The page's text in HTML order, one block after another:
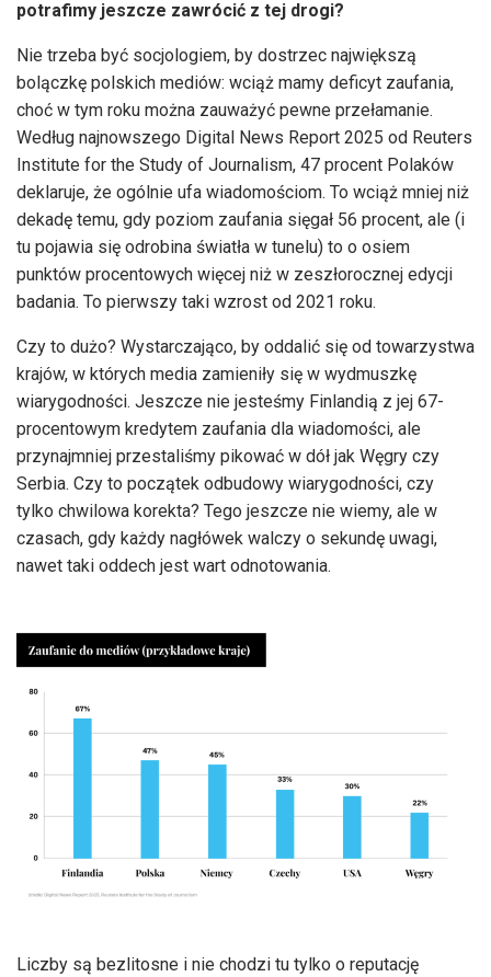
potrafimy jeszcze zawrócić z tej drogi?
Nie trzeba być socjologiem, by dostrzec największą
bolączkę polskich mediów: wciąż mamy deficyt zaufania,
choć w tym roku można zauważyć pewne przełamanie.
Według najnowszego Digital News Report 2025 od Reuters
Institute for the Study of Journalism, 47 procent Polaków
deklaruje, że ogólnie ufa wiadomościom. To wciąż mniej niż
dekadę temu, gdy poziom zaufania sięgał 56 procent, ale (i
tu pojawia się odrobina światła w tunelu) to o osiem
punktów procentowych więcej niż w zeszłorocznej edycji
badania. To pierwszy taki wzrost od 2021 roku.
Czy to dużo? Wystarczająco, by oddalić się od towarzystwa
krajów, w których media zamieniły się w wydmuszkę
wiarygodności. Jeszcze nie jesteśmy Finlandią z jej 67-
procentowym kredytem zaufania dla wiadomości, ale
przynajmniej przestaliśmy pikować w dół jak Węgry czy
Serbia. Czy to początek odbudowy wiarygodności, czy
tylko chwilowa korekta? Tego jeszcze nie wiemy, ale w
czasach, gdy każdy nagłówek walczy o sekundę uwagi,
nawet taki oddech jest wart odnotowania.
Liczby są bezlitosne i nie chodzi tu tylko o reputację